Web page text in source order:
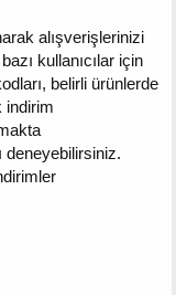
alışverişlerinizi
kullanıcılar için
belirli ürünlerde
indirim
deneyebilirsiniz.